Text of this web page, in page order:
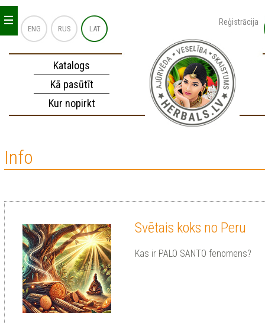
ENG RUS LAT
Reģistrācija
Katalogs
Kā pasūtīt
Kur nopirkt
_
_
_
Info
Svētais koks no Peru
Kas ir PALO SANTO fenomens?